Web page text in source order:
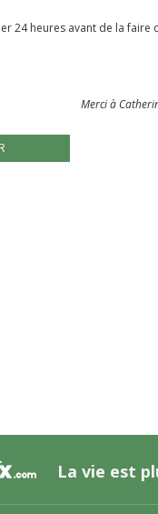
24 heures avant de la faire
Merci à
La vie est